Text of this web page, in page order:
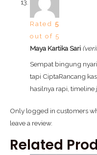
Rated5
out of 5
Maya Kartika Sari
Sempat bingung
tapi CiptaRancang
hasilnya rapi, timeline
Only logged in customers
leave a review.
Related